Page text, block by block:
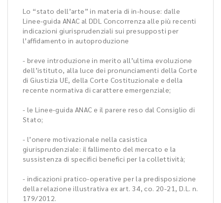
Lo “stato dell’arte” in materia di in-house: dalle
Linee-guida ANAC al DDL Concorrenza alle più recenti
indicazioni giurisprudenziali sui presupposti per
l’affidamento in autoproduzione
- breve introduzione in merito all’ultima evoluzione
dell’istituto, alla luce dei pronunciamenti della Corte
di Giustizia UE, della Corte Costituzionale e della
recente normativa di carattere emergenziale;
- le Linee-guida ANAC e il parere reso dal Consiglio di
Stato;
- l’onere motivazionale nella casistica
giurisprudenziale: il fallimento del mercato e la
sussistenza di specifici benefici per la collettività;
- indicazioni pratico-operative per la predisposizione
della relazione illustrativa ex art. 34, co. 20-21, D.L. n.
179/2012.